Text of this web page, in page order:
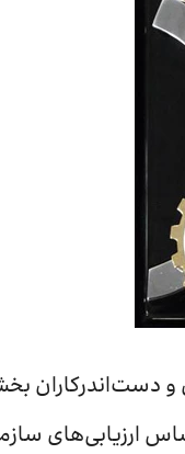
و دست‌اندرکاران
ارزیابی‌های